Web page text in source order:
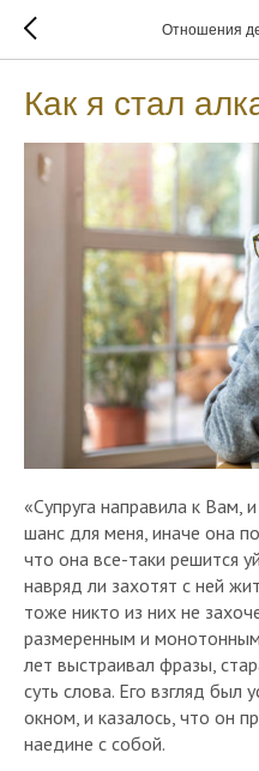
Отношения
Как я стал
«Супруга направила к Вам,
шанс для меня, иначе она
что она все-таки решится
навряд ли захотят с ней
тоже никто из них не
размеренным и
лет выстраивал фразы,
суть слова. Его взгляд был
окном, и казалось, что он
наедине с собой.